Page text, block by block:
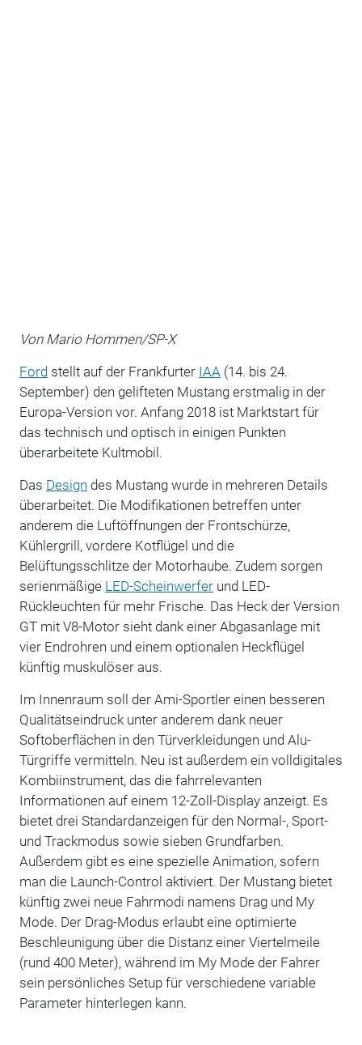
Von Mario Hommen/SP-X
Fordstellt auf der Frankfurter IAA (14. bis 24.
September) den gelifteten Mustang erstmalig in der
Europa-Version vor. Anfang 2018 ist Marktstart für
das technisch und optisch in einigen Punkten
überarbeitete Kultmobil.
Das Design des Mustang wurde in mehreren Details
überarbeitet. Die Modifikationen betreffen unter
anderem die Luftöffnungen der Frontschürze,
Kühlergrill, vordere Kotflügel und die
Belüftungsschlitze der Motorhaube. Zudem sorgen
serienmäßige LED-Scheinwerferund LED-
Rückleuchten für mehr Frische. Das Heck der Version
GT mit V8-Motor sieht dank einer Abgasanlage mit
vier Endrohren und einem optionalen Heckflügel
künftig muskulöser aus.
Im Innenraum soll der Ami-Sportler einen besseren
Qualitätseindruck unter anderem dank neuer
Softoberflächen in den Türverkleidungen und Alu-
Türgriffe vermitteln. Neu ist außerdem ein volldigitales
Kombiinstrument, das die fahrrelevanten
Informationen auf einem 12-Zoll-Display anzeigt. Es
bietet drei Standardanzeigen für den Normal-, Sport-
und Trackmodus sowie sieben Grundfarben.
Außerdem gibt es eine spezielle Animation, sofern
man die Launch-Control aktiviert. Der Mustang bietet
künftig zwei neue Fahrmodi namens Drag und My
Mode. Der Drag-Modus erlaubt eine optimierte
Beschleunigung über die Distanz einer Viertelmeile
(rund 400 Meter), während im My Mode der Fahrer
sein persönliches Setup für verschiedene variable
Parameter hinterlegen kann.